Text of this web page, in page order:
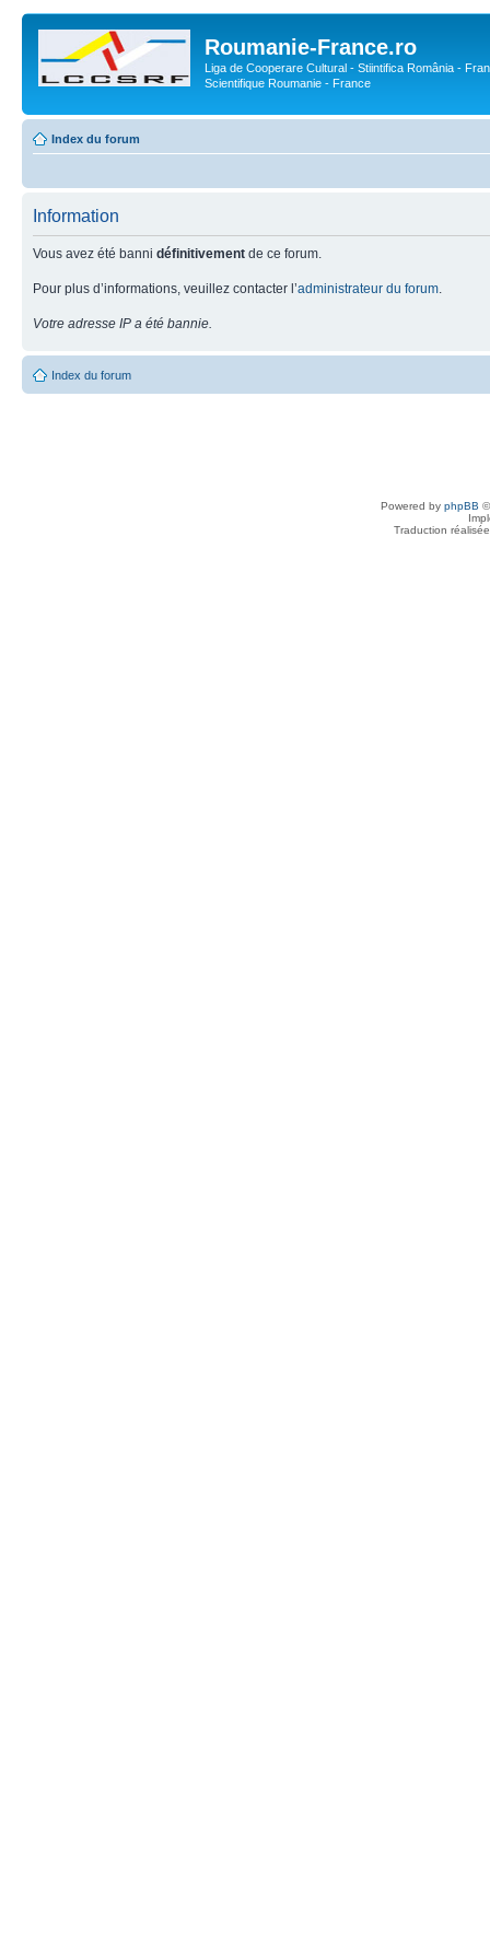
Roumanie-France.ro
Liga de Cooperare Cultural - Stiintifica România -
Scientifique Roumanie - France
Index du forum
Information
Vous avez été banni définitivement de ce forum.
Pour plus d’informations, veuillez contacter l’administrateur du forum
Votre adresse IP a été bannie.
Index du forum
Powered by phpBB
Traduction